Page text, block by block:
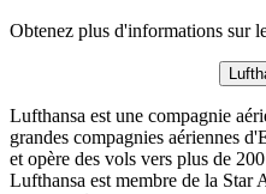
Obtenez plus d'informations sur
Lufthansa est une compagnie
grandes compagnies aériennes
et opère des vols vers plus de
Lufthansa est membre de la Star